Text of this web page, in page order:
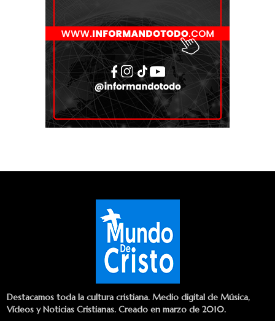
Destacamos toda la cultura cristiana. Medio digital de Música,
Vídeos y Noticias Cristianas. Creado en marzo de 2010.